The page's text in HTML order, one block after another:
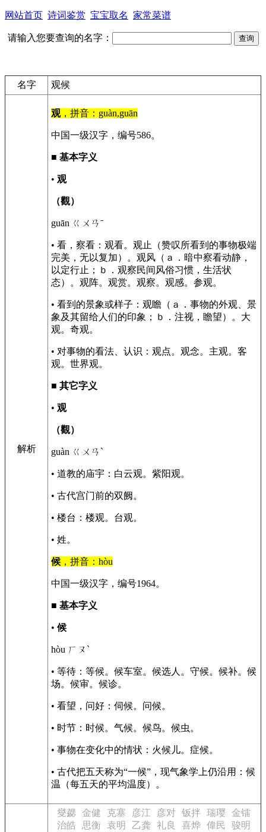
网站首页 诗词鉴赏 宝宝取名 家常菜谱
请输入您要查询的名字：
名字 观候
解析
观，拼音：guàn,guān
中国一级汉字，编号586。
■ 基本字义
• 观
（觀）
guān ㄍㄨㄢˉ
• 看，察看：观看。观止（赞叹所看到的事物极端
完美，无以复加）。观风（ａ．暗中察看动静，
以定行止；ｂ．观察民间风俗习惯，生活状
态）。观阵。观赏。观察。观感。参观。
• 看到的景象或样子：观瞻（ａ．事物的外观、景
象及其留给人们的印象；ｂ．注视，瞻望）。大
观。奇观。
• 对事物的看法、认识：观点。观念。主观。客
观。世界观。
■ 其它字义
• 观
（觀）
guàn ㄍㄨㄢˋ
• 道教的庙宇：白云观。紫阳观。
• 古代宫门前的双阙。
• 楼台：楼观。台观。
• 姓。
候 ，拼音：hòu
中国一级汉字，编号1964。
■ 基本字义
• 候
hòu ㄏㄡˋ
• 等待：等候。候车室。候选人。守候。候补。候
场。候审。候诊。
• 看望，问好：伺候。问候。
• 时节：时候。气候。候鸟。候虫。
• 事物在变化中的情状：火候儿。症候。
• 古代把五天称为“一候”，现气象学上仍沿用：候
温（每五天的平均温度）。
燮勰 金健 克塞 彦江 彦对 钣拌 瑞璎
金镭
治皓
思衡 袁明 乙龚 礼良 喜烨 偉民
骏明